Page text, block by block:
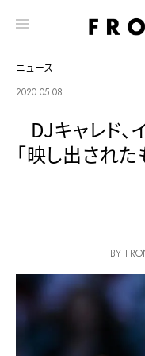
ニュース
2020.05.08
DJキャレド
「映し出され
BY